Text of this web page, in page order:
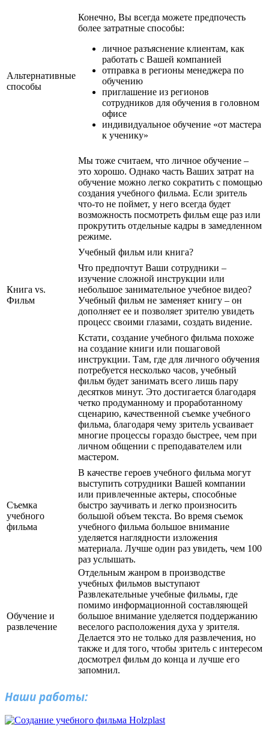
Альтернативные
способы
Конечно, Вы всегда можете предпочесть
более затратные способы:
личное разъяснение клиентам, как
работать с Вашей компанией
отправка в регионы менеджера по
обучению
приглашение из регионов
сотрудников для обучения в головном
офисе
индивидуальное обучение «от мастера
к ученику»
Мы тоже считаем, что личное обучение –
это хорошо. Однако часть Ваших затрат на
обучение можно легко сократить с помощью
создания учебного фильма. Если зритель
что-то не поймет, у него всегда будет
возможность посмотреть фильм еще раз или
прокрутить отдельные кадры в замедленном
режиме.
Учебный фильм или книга?
Книга vs.
Фильм
Что предпочтут Ваши сотрудники –
изучение сложной инструкции или
небольшое занимательное учебное видео?
Учебный фильм не заменяет книгу – он
дополняет ее и позволяет зрителю увидеть
процесс своими глазами, создать видение.
Кстати, создание учебного фильма похоже
на создание книги или пошаговой
инструкции. Там, где для личного обучения
потребуется несколько часов, учебный
фильм будет занимать всего лишь пару
десятков минут. Это достигается благодаря
четко продуманному и проработанному
сценарию, качественной съемке учебного
фильма, благодаря чему зритель усваивает
многие процессы гораздо быстрее, чем при
личном общении с преподавателем или
мастером.
Съемка
учебного
фильма
В качестве героев учебного фильма могут
выступить сотрудники Вашей компании
или привлеченные актеры, способные
быстро заучивать и легко произносить
большой объем текста. Во время съемок
учебного фильма большое внимание
уделяется наглядности изложения
материала. Лучше один раз увидеть, чем 100
раз услышать.
Обучение и
развлечение
Отдельным жанром в производстве
учебных фильмов выступают
Развлекательные учебные фильмы, где
помимо информационной составляющей
большое внимание уделяется поддержанию
веселого расположения духа у зрителя.
Делается это не только для развлечения, но
также и для того, чтобы зритель с интересом
досмотрел фильм до конца и лучше его
запомнил.
Наши работы: